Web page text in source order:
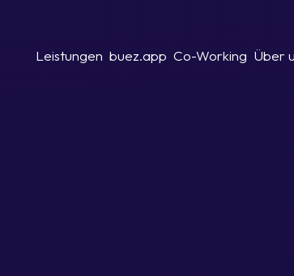
Leistungen buez.app Co-Working Über